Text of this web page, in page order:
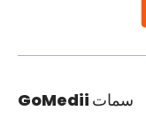
GoMedii سمات